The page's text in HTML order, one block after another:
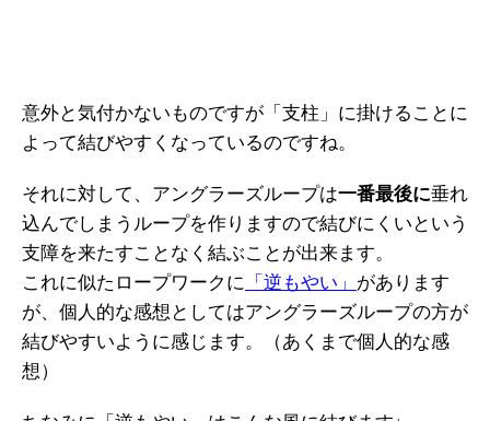
意外と気付かないものですが「支柱」に掛けることに
よって結びやすくなっているのですね。
それに対して、アングラーズループは一番最後に垂れ
込んでしまうループを作りますので結びにくいという
支障を来たすことなく結ぶことが出来ます。
これに似たロープワークに 「逆もやい」 があります
が、個人的な感想としてはアングラーズループの方が
結びやすいように感じます。（あくまで個人的な感
想）